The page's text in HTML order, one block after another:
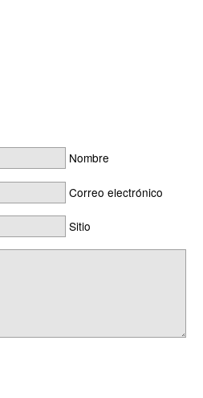
Nombre
Correo electrónico
Sitio